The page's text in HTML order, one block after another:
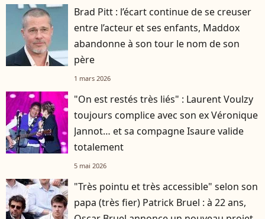
Brad Pitt : l’écart continue de se creuser
entre l’acteur et ses enfants, Maddox
abandonne à son tour le nom de son
père
1 mars 2026
"On est restés très liés" : Laurent Voulzy
toujours complice avec son ex Véronique
Jannot… et sa compagne Isaure valide
totalement
5 mai 2026
"Très pointu et très accessible" selon son
papa (très fier) Patrick Bruel : à 22 ans,